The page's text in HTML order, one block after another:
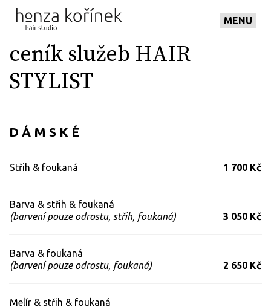
MENU
ceník služeb HAIR
STYLIST
D Á M S K É
Střih & foukaná 1 700 Kč
Barva & střih & foukaná
(barvení pouze odrostu, střih, foukaná)
3 050 Kč
Barva & foukaná
(barvení pouze odrostu, foukaná)
2 650 Kč
Melír & střih & foukaná